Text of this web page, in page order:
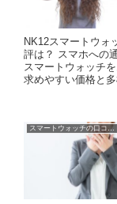
NK12スマートウ
評は？ スマホへの
スマートウォッチ
求めやすい価格と
スマートウォッチの口コミに悪評は？